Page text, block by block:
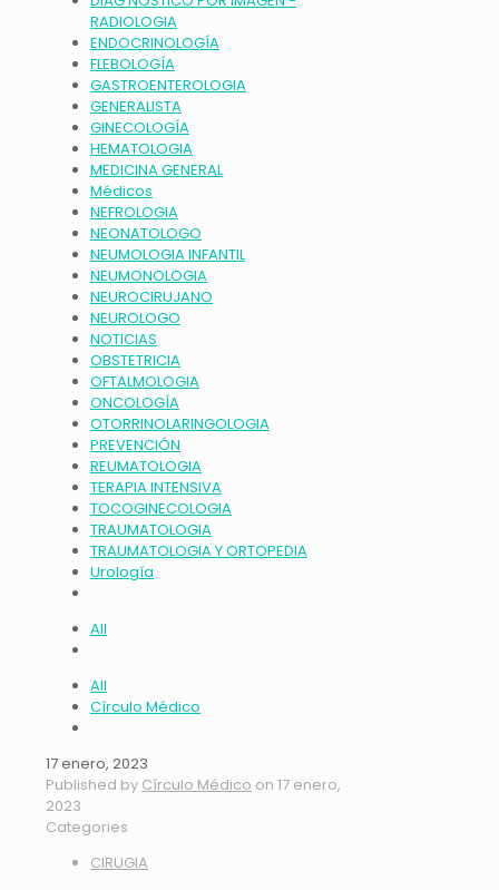
RADIOLOGIA
ENDOCRINOLOGÍA
FLEBOLOGÍA
GASTROENTEROLOGIA
GENERALISTA
GINECOLOGÍA
HEMATOLOGIA
MEDICINA GENERAL
Médicos
NEFROLOGIA
NEONATOLOGO
NEUMOLOGIA INFANTIL
NEUMONOLOGIA
NEUROCIRUJANO
NEUROLOGO
NOTICIAS
OBSTETRICIA
OFTALMOLOGIA
ONCOLOGÍA
OTORRINOLARINGOLOGIA
PREVENCIÓN
REUMATOLOGIA
TERAPIA INTENSIVA
TOCOGINECOLOGIA
TRAUMATOLOGIA
TRAUMATOLOGIA Y ORTOPEDIA
Urología
All
All
Círculo Médico
17 enero, 2023
Published by Círculo Médico on 17 enero,
2023
Categories
CIRUGIA